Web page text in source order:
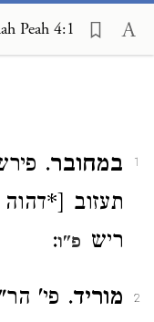
Peah 4:1
1 במחובר.
תעזוב [*דהוה
ריש פ"ו:
2 מוריד. פי'